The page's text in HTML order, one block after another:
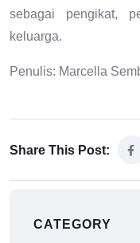
sebagai pengikat,
keluarga.
Penulis: Marcella
Share This Post:
CATEGORY